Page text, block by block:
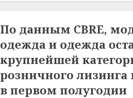
По данным CBRE,
одежда и одежда
крупнейшей
розничного
в первом полугодии